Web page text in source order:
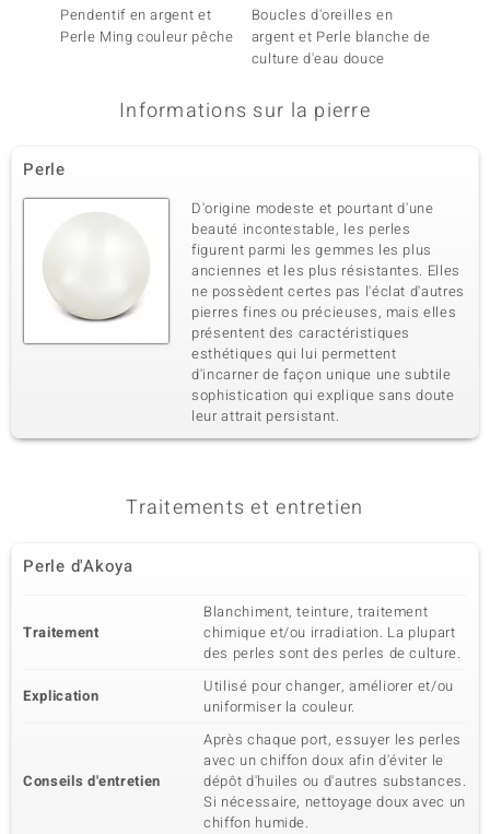
Pendentif en argent et
Perle Ming couleur pêche
Boucles d'oreilles en
argent et Perle blanche de
culture d'eau douce
Informations sur la pierre
Perle
D'origine modeste et pourtant d'une
beauté incontestable, les perles
figurent parmi les gemmes les plus
anciennes et les plus résistantes. Elles
ne possèdent certes pas l'éclat d'autres
pierres fines ou précieuses, mais elles
présentent des caractéristiques
esthétiques qui lui permettent
d'incarner de façon unique une subtile
sophistication qui explique sans doute
leur attrait persistant.
Traitements et entretien
Perle d'Akoya
Traitement
Blanchiment, teinture, traitement
chimique et/ou irradiation. La plupart
des perles sont des perles de culture.
Explication
Utilisé pour changer, améliorer et/ou
uniformiser la couleur.
Conseils d'entretien
Après chaque port, essuyer les perles
avec un chiffon doux afin d'éviter le
dépôt d'huiles ou d'autres substances.
Si nécessaire, nettoyage doux avec un
chiffon humide.